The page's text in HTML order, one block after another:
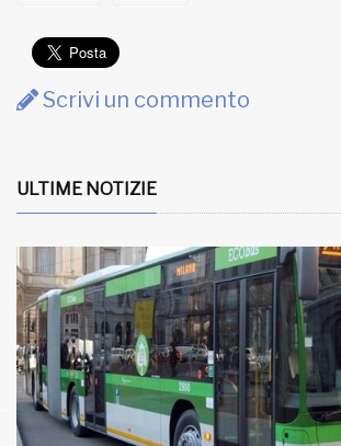
Scrivi un commento
ULTIME NOTIZIE